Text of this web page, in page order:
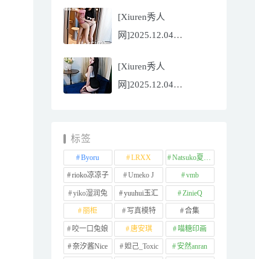
[86P/762.32MB]
[Xiuren秀人
网]2025.12.04
Well11[67P/745.99MB]
[Xiuren秀人
网]2025.12.04
标签
Byoru LRXX Natsuko夏夏子
rioko凉凉子 Umeko J vmb
yiko湿润兔 yuuhui玉汇 ZinieQ
丽柜 写真模特 合集
咬一口兔娘 唐安琪 喵糖印画
奈汐酱Nice 妲己_Toxic 安然anran